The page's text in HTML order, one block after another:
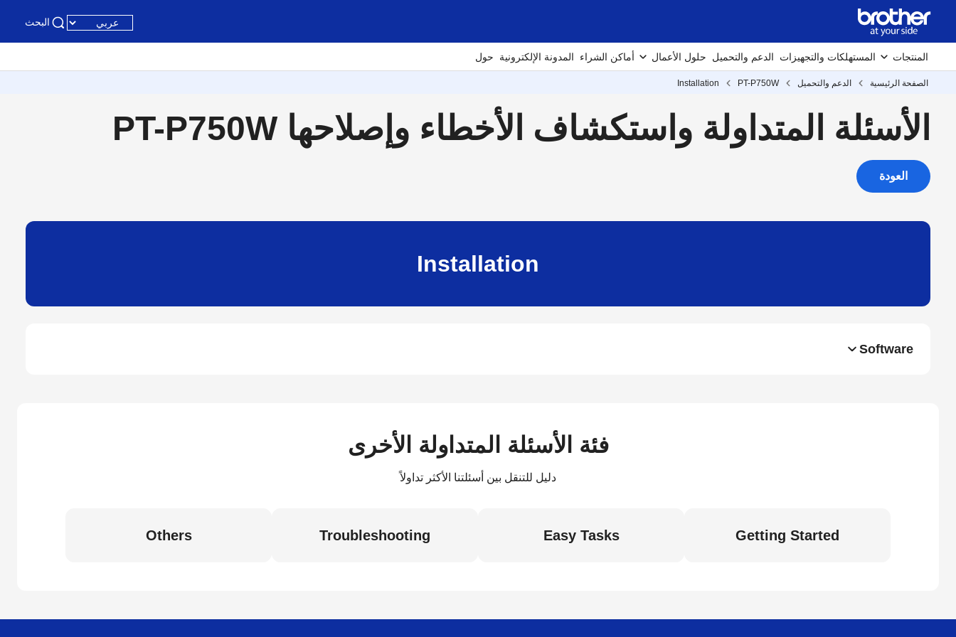
البحث
المنتجات المستهلكات والتجهيزات الدعم والتحميل حلول الأعمال أماكن الشراء المدونة الإلكترونية حول
الصفحة الرئيسية الدعم والتحميل PT-P750W
Installation
الأسئلة المتداولة واستكشاف الأخطاء وإصلاحها PT-P750W
العودة
Installation
Software
فئة الأسئلة المتداولة الأخرى
دليل للتنقل بين أسئلتنا الأكثر تداولاً
Getting Started
Easy Tasks
Troubleshooting
Others